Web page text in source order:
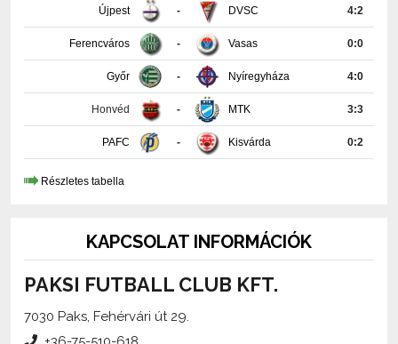
Ferencváros Vasas 0:0
Győr Nyíregyháza 4:0
Honvéd MTK 3:3
PAFC Kisvárda 0:2
Részletes tabella
PAKSI FUTBALL CLUB KFT.
7030 Paks, Fehérvári út 29.